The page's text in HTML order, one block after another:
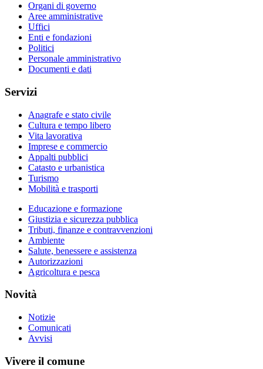
Organi di governo
Aree amministrative
Uffici
Enti e fondazioni
Politici
Personale amministrativo
Documenti e dati
Servizi
Anagrafe e stato civile
Cultura e tempo libero
Vita lavorativa
Imprese e commercio
Appalti pubblici
Catasto e urbanistica
Turismo
Mobilità e trasporti
Educazione e formazione
Giustizia e sicurezza pubblica
Tributi, finanze e contravvenzioni
Ambiente
Salute, benessere e assistenza
Autorizzazioni
Agricoltura e pesca
Novità
Notizie
Comunicati
Avvisi
Vivere il comune